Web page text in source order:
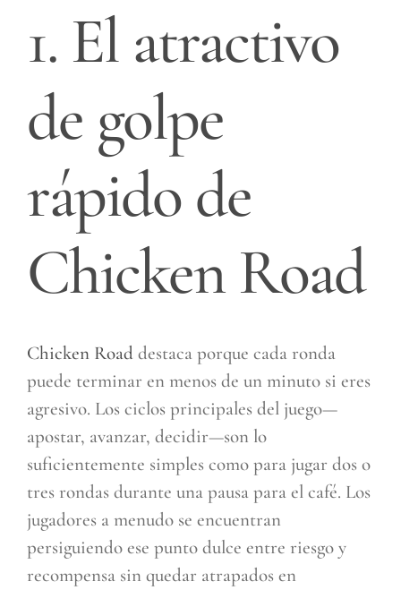
1. El atractivo
de golpe
rápido de
Chicken Road
Chicken Road destaca porque cada ronda
puede terminar en menos de un minuto si eres
agresivo. Los ciclos principales del juego—
apostar, avanzar, decidir—son lo
suficientemente simples como para jugar dos o
tres rondas durante una pausa para el café. Los
jugadores a menudo se encuentran
persiguiendo ese punto dulce entre riesgo y
recompensa sin quedar atrapados en